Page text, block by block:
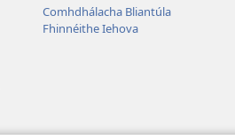
Comhdhálacha Bliantúla
Fhinnéithe Iehova